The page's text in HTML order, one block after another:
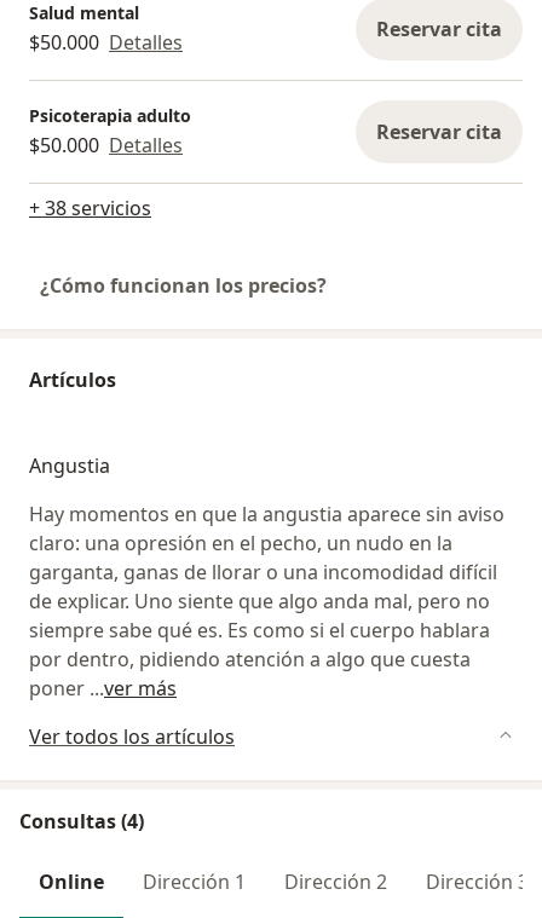
Salud mental
$50.000 Detalles Reservar cita
Psicoterapia adulto
$50.000 Detalles Reservar cita
+ 38 servicios
¿Cómo funcionan los precios?
Artículos
Angustia
Hay momentos en que la angustia aparece sin aviso
claro: una opresión en el pecho, un nudo en la
garganta, ganas de llorar o una incomodidad difícil
de explicar. Uno siente que algo anda mal, pero no
siempre sabe qué es. Es como si el cuerpo hablara
por dentro, pidiendo atención a algo que cuesta
poner ...ver más
Ver todos los artículos
Consultas (4)
Online Dirección 1 Dirección 2 Dirección 3